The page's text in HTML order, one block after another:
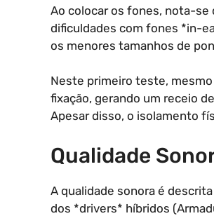
Ao colocar os fones, nota-se
dificuldades com fones *in-
os menores tamanhos de
Neste primeiro teste,
fixação, gerando um receio
Apesar disso, o isolamento
Qualidade
A qualidade sonora é
dos *drivers* híbridos